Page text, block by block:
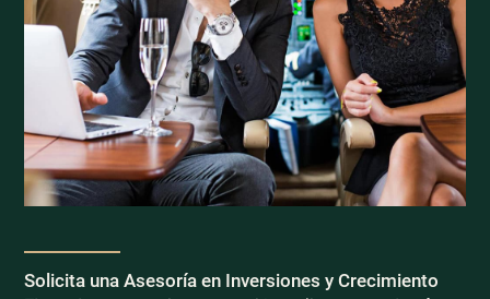
Solicita una Asesoría en Inversiones y Crecimiento